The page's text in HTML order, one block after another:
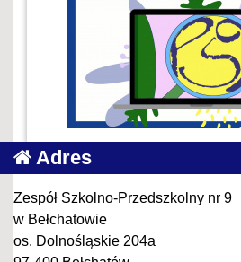
Adres
Zespół Szkolno-Przedszkolny nr 9
w Bełchatowie
os. Dolnośląskie 204a